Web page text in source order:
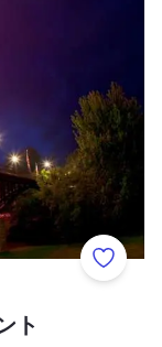
お気に
ト